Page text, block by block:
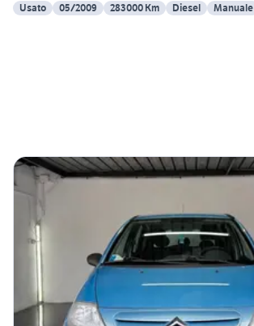
Usato
05/2009 283000 Km Diesel Manuale